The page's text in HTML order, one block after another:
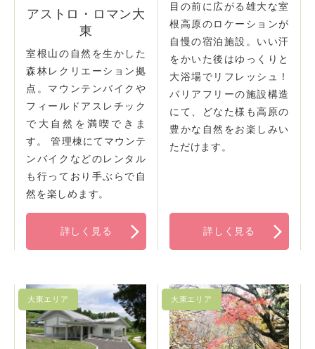
アストロ・ロマン大
東
室根山の自然を生かした
森林レクリエーション拠
点。マウンテンバイクや
フィールドアスレチック
で大自然を満喫できま
す。 管理棟にてマウンテ
ンバイクなどのレンタル
も行っており手ぶらで自
然を楽しめます。
詳しく見る
目の前に広がる雄大な室
根高原のロケーションが
自慢の宿泊施設。いい汗
をかいた後はゆっくりと
大浴場でリフレッシュ！
バリアフリーの施設構造
にて、どなた様も高原の
豊かな自然をお楽しみい
ただけます。
詳しく見る